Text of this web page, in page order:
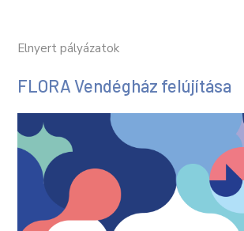
Elnyert pályázatok
FLORA Vendégház felújítása